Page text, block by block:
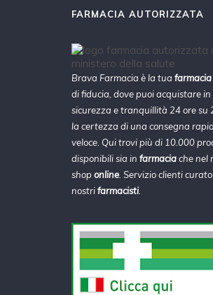
FARMACIA AUTORIZZATA
Brava Farmacia è la tua farmacia
di fiducia, dove puoi acquistare
sicurezza e tranquillità 24 ore su
la certezza di una consegna
veloce. Qui trovi più di 10.000
disponibili sia in farmaciache nel
shoponline . Servizio clienti
nostrifarmacisti